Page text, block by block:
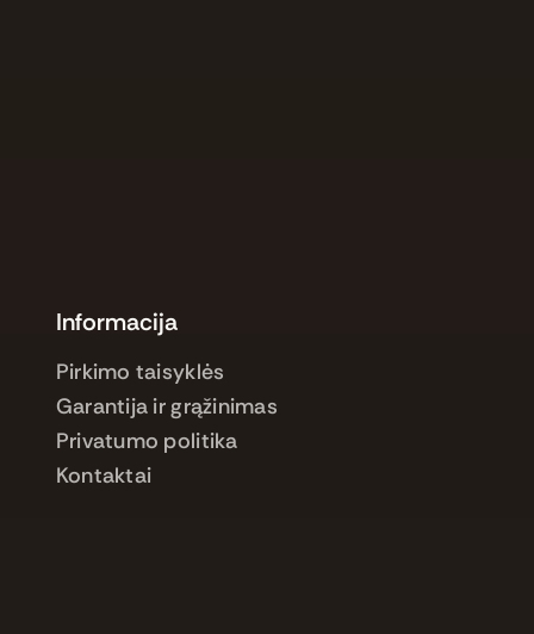
Informacija
Pirkimo taisyklės
Garantija ir grąžinimas
Privatumo politika
Kontaktai